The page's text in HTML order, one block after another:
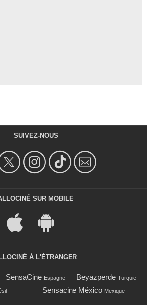
SUIVEZ-NOUS
SUR MOBILE
À L'ÉTRANGER
SensaCine Espagne Beyazperde Turquie
Sensacine México Mexique